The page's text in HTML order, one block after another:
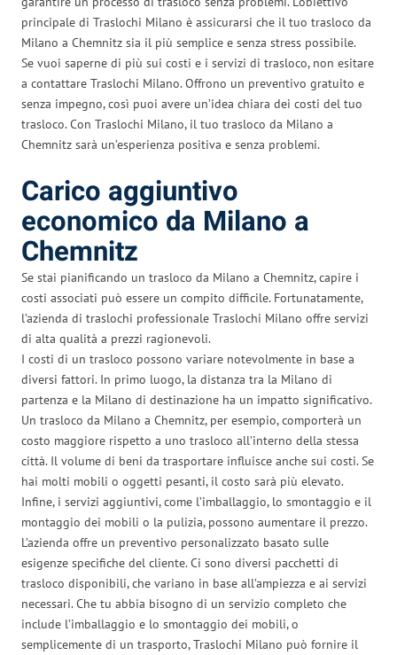
principale di Traslochi Milano è assicurarsi che il tuo trasloco da
Milano a Chemnitz sia il più semplice e senza stress possibile.
Se vuoi saperne di più sui costi e i servizi di trasloco, non esitare
a contattare Traslochi Milano. Offrono un preventivo gratuito e
senza impegno, così puoi avere un’idea chiara dei costi del tuo
trasloco. Con Traslochi Milano, il tuo trasloco da Milano a
Chemnitz sarà un’esperienza positiva e senza problemi.
Carico aggiuntivo
economico da Milano a
Chemnitz
Se stai pianificando un trasloco da Milano a Chemnitz, capire i
costi associati può essere un compito difficile. Fortunatamente,
l’azienda di traslochi professionale Traslochi Milano offre servizi
di alta qualità a prezzi ragionevoli.
I costi di un trasloco possono variare notevolmente in base a
diversi fattori. In primo luogo, la distanza tra la Milano di
partenza e la Milano di destinazione ha un impatto significativo.
Un trasloco da Milano a Chemnitz, per esempio, comporterà un
costo maggiore rispetto a uno trasloco all’interno della stessa
città. Il volume di beni da trasportare influisce anche sui costi. Se
hai molti mobili o oggetti pesanti, il costo sarà più elevato.
Infine, i servizi aggiuntivi, come l’imballaggio, lo smontaggio e il
montaggio dei mobili o la pulizia, possono aumentare il prezzo.
L’azienda offre un preventivo personalizzato basato sulle
esigenze specifiche del cliente. Ci sono diversi pacchetti di
trasloco disponibili, che variano in base all’ampiezza e ai servizi
necessari. Che tu abbia bisogno di un servizio completo che
include l’imballaggio e lo smontaggio dei mobili, o
semplicemente di un trasporto, Traslochi Milano può fornire il